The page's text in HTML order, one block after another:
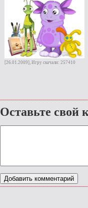
[26.01.2009], Игру скачали: 257410
Оставьте свой